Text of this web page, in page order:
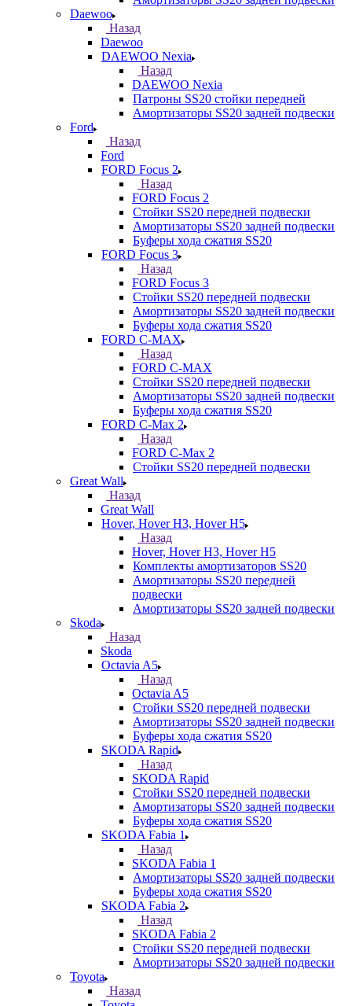
Daewoo
Назад
Daewoo
DAEWOO Nexia
Назад
DAEWOO Nexia
Патроны SS20 стойки передней
Амортизаторы SS20 задней подвески
Ford
Назад
Ford
FORD Focus 2
Назад
FORD Focus 2
Стойки SS20 передней подвески
Амортизаторы SS20 задней подвески
Буферы хода сжатия SS20
FORD Focus 3
Назад
FORD Focus 3
Стойки SS20 передней подвески
Амортизаторы SS20 задней подвески
Буферы хода сжатия SS20
FORD С-MAX
Назад
FORD С-MAX
Стойки SS20 передней подвески
Амортизаторы SS20 задней подвески
Буферы хода сжатия SS20
FORD C-Max 2
Назад
FORD C-Max 2
Стойки SS20 передней подвески
Great Wall
Назад
Great Wall
Hover, Hover H3, Hover H5
Назад
Hover, Hover H3, Hover H5
Комплекты амортизаторов SS20
Амортизаторы SS20 передней
подвески
Амортизаторы SS20 задней подвески
Skoda
Назад
Skoda
Octavia A5
Назад
Octavia A5
Стойки SS20 передней подвески
Амортизаторы SS20 задней подвески
Буферы хода сжатия SS20
SKODA Rapid
Назад
SKODA Rapid
Стойки SS20 передней подвески
Амортизаторы SS20 задней подвески
Буферы хода сжатия SS20
SKODA Fabia 1
Назад
SKODA Fabia 1
Амортизаторы SS20 задней подвески
Буферы хода сжатия SS20
SKODA Fabia 2
Назад
SKODA Fabia 2
Стойки SS20 передней подвески
Амортизаторы SS20 задней подвески
Toyota
Назад